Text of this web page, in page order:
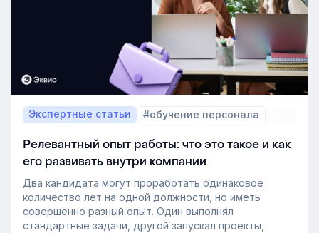
Экспертные статьи #обучение персонала
Релевантный опыт работы: что это такое и как
его развивать внутри компании
Два кандидата могут проработать одинаковое
количество лет на одной должности, но иметь
совершенно разный опыт. Один выполнял
стандартные задачи, другой запускал проекты,